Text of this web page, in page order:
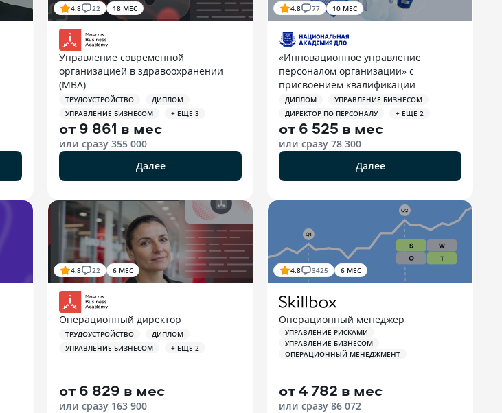
4.8 22 18 МЕС
Управление современной
организацией в здравоохранении
(MBA)
ТРУДОУСТРОЙСТВО
ДИПЛОМ
УПРАВЛЕНИЕ БИЗНЕСОМ
+ ЕЩЕ 3
от 9 861 в мес
или сразу 355 000
Далее
4.8 77 10 МЕС
«Инновационное управление
персоналом организации» с
присвоением квалификации
«Директор по персоналу»
ДИПЛОМ
УПРАВЛЕНИЕ БИЗНЕСОМ
ДИРЕКТОР ПО ПЕРСОНАЛУ
+ ЕЩЕ 2
от 6 525 в мес
или сразу 78 300
Далее
4.8 22 6 МЕС
Операционный директор
ТРУДОУСТРОЙСТВО
ДИПЛОМ
УПРАВЛЕНИЕ БИЗНЕСОМ
+ ЕЩЕ 2
от 6 829 в мес
или сразу 163 900
4.8 3425 6 МЕС
Операционный менеджер
УПРАВЛЕНИЕ РИСКАМИ
УПРАВЛЕНИЕ БИЗНЕСОМ
ОПЕРАЦИОННЫЙ МЕНЕДЖМЕНТ
от4 782 в мес
или сразу 86 072